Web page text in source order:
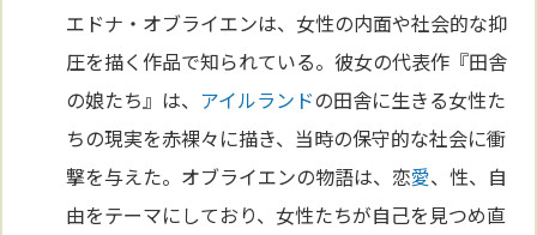
エドナ・オブライエンは、女性の内面や社会的な抑
圧を描く作品で知られている。彼女の代表作『田舎
の娘たち』は、 アイルランドの田舎に生きる女性た
ちの現実を赤裸々に描き、当時の保守的な社会に衝
撃を与えた。オブライエンの物語は、恋愛、性、自
由をテーマにしており、女性たちが自己を見つめ直